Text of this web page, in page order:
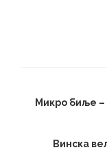
Микро биље –
Винска